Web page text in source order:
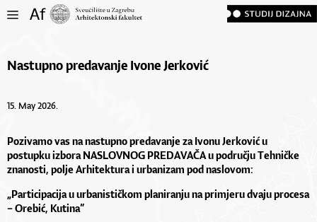
Nastupno predavanje Ivone Jerković
15. May 2026.
Pozivamo vas nanastupno predavanjezaIvonu Jerkoviću
postupku izboraNASLOVNOG PREDAVAČAu područjuTehničke
znanosti, polje Arhitektura i urbanizam pod naslovom:
„Participacija u urbanističkom planiranju na primjeru dvaju procesa
– Orebić, Kutina”